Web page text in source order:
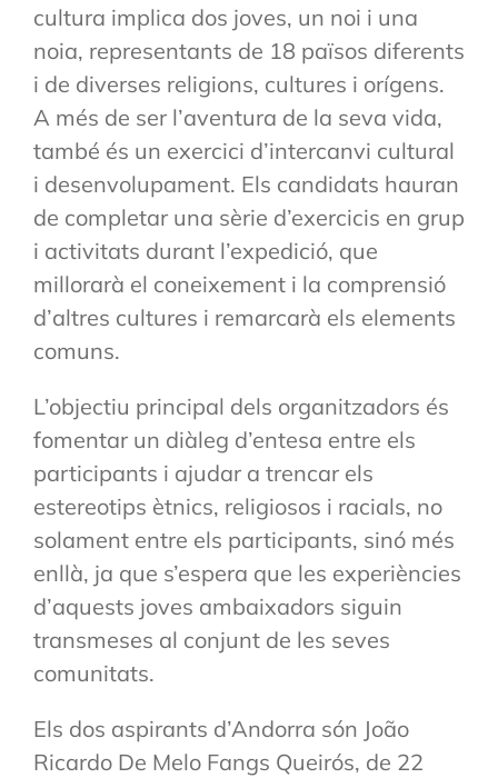
cultura implica dos joves, un noi i una
noia, representants de 18 països diferents
i de diverses religions, cultures i orígens.
A més de ser l’aventura de la seva vida,
també és un exercici d’intercanvi cultural
i desenvolupament. Els candidats hauran
de completar una sèrie d’exercicis en grup
i activitats durant l’expedició, que
millorarà el coneixement i la comprensió
d’altres cultures i remarcarà els elements
comuns.
L’objectiu principal dels organitzadors és
fomentar un diàleg d’entesa entre els
participants i ajudar a trencar els
estereotips ètnics, religiosos i racials, no
solament entre els participants, sinó més
enllà, ja que s’espera que les experiències
d’aquests joves ambaixadors siguin
transmeses al conjunt de les seves
comunitats.
Els dos aspirants d’Andorra són João
Ricardo De Melo Fangs Queirós, de 22